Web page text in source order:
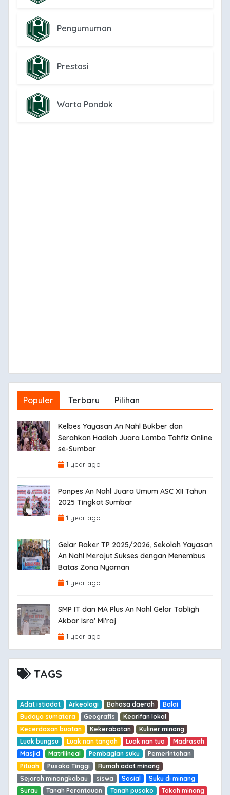
Pengumuman
Prestasi
Warta Pondok
Populer Terbaru Pilihan
Kelbes Yayasan An Nahl Bukber dan
Serahkan Hadiah Juara Lomba Tahfiz Online
se-Sumbar
1 year ago
Ponpes An Nahl Juara Umum ASC XII Tahun
2025 Tingkat Sumbar
1 year ago
Gelar Raker TP 2025/2026, Sekolah Yayasan
An Nahl Merajut Sukses dengan Menembus
Batas Zona Nyaman
1 year ago
SMP IT dan MA Plus An Nahl Gelar Tabligh
Akbar Isra' Mi'raj
1 year ago
TAGS
Adat istiadat Arkeologi Bahasa daerah
Balai
Budaya sumatera
Geografis
Kearifan lokal
Kecerdasan buatan
Kekerabatan
Kuliner minang
Luak bungsu
Luak nan tangah Luak nan tuo
Madrasah
Masjid
Matrilineal Pembagian suku
Pemerintahan
Pituah
Pusako Tinggi
Rumah adat minang
Sejarah minangkabau
siswa Sosial
Suku di minang
Surau
Tanah Perantauan Tanah pusako
Tokoh minang